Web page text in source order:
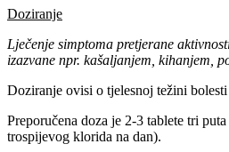
Doziranje
Lječenje simptoma pretjerane
izazvane npr. kašaljanjem, kihanjem,
Doziranje ovisi o tjelesnoj težini
Preporučena doza je 2-3 tablete tri
trospijevog klorida na dan).